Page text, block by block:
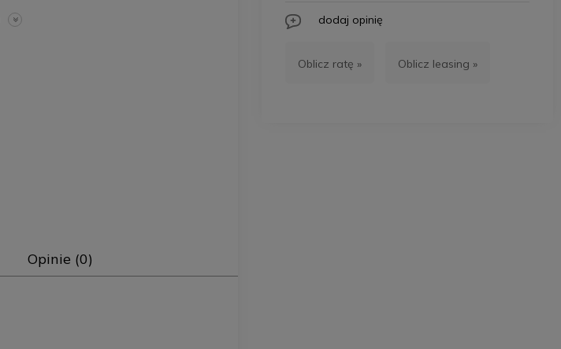
Opinie (0)
dodaj opinię
Oblicz ratę » Oblicz leasing »